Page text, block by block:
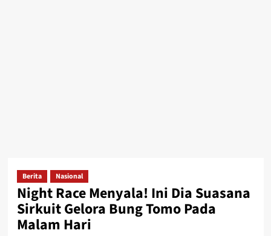
Berita Nasional
Night Race Menyala! Ini Dia Suasana
Sirkuit Gelora Bung Tomo Pada
Malam Hari